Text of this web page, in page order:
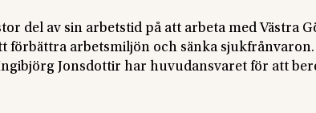
del av sin arbetstid på att arbeta med Västra
förbättra arbetsmiljön och sänka
Jonsdottir har huvudansvaret för att